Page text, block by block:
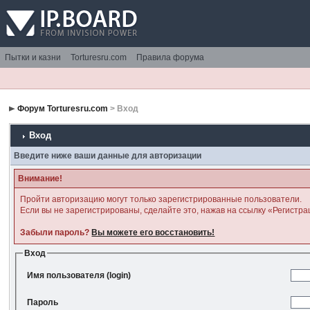
Пытки и казни Torturesru.com Правила форума
Форум Torturesru.com > Вход
Вход
Введите ниже ваши данные для авторизации
Внимание!
Пройти авторизацию могут только зарегистрированные пользователи.
Если вы не зарегистрированы, сделайте это, нажав на ссылку
Забыли пароль? Вы можете его восстановить!
Вход
Имя пользователя (login)
Пароль